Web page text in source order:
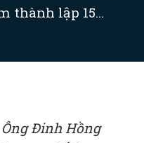
thành lập 15...
Đinh Hồng